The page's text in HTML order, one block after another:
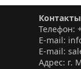
Импорт
Designer
Импорт
Контакты
Телефон:
E-mail:
E-mail:
Адрес: г.